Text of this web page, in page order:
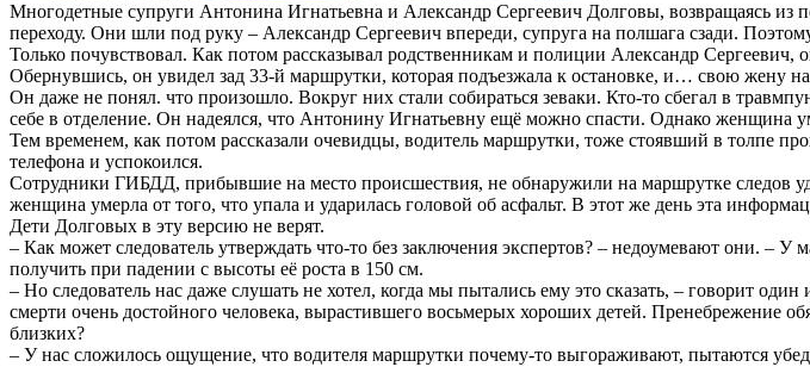
Многодетные супруги Антонина Игнатьевна и Александр Сергеевич Долговы, возвращаясь
переходу. Они шли под руку – Александр Сергеевич впереди, супруга на полшага сзади.
Только почувствовал. Как потом рассказывал родственникам и полиции Александр
Обернувшись, он увидел зад 33-й маршрутки, которая подъезжала к остановке, и… свою жену
Он даже не понял. что произошло. Вокруг них стали собираться зеваки. Кто-то сбегал в
себе в отделение. Он надеялся, что Антонину Игнатьевну ещё можно спасти. Однако женщина
Тем временем, как потом рассказали очевидцы, водитель маршрутки, тоже стоявший в толпе
телефона и успокоился.
Сотрудники ГИБДД, прибывшие на место происшествия, не обнаружили на маршрутке следов
женщина умерла от того, что упала и ударилась головой об асфальт. В этот же день эта
Дети Долговых в эту версию не верят.
– Как может следователь утверждать что-то без заключения экспертов? – недоумевают они.
получить при падении с высоты её роста в 150 см.
– Но следователь нас даже слушать не хотел, когда мы пытались ему это сказать, – говорит
смерти очень достойного человека, вырастившего восьмерых хороших детей. Пренебрежение
близких?
– У нас сложилось ощущение, что водителя маршрутки почему-то выгораживают, пытаются